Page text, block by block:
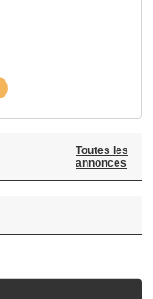
Toutes les
annonces